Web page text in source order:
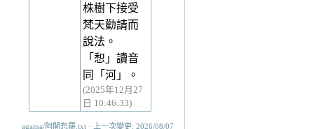
株樹下接受
梵天勸請而
說法。
「惒」讀音
同「河」。
(2025年12月27
日 10:46:33)
agama/阿闍惒羅.txt · 上一次變更: 2026/08/07